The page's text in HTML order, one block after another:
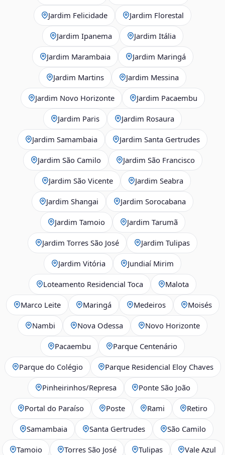
Jardim Felicidade Jardim Florestal
Jardim Ipanema Jardim Itália
Jardim Marambaia Jardim Maringá
Jardim Martins Jardim Messina
Jardim Novo Horizonte Jardim Pacaembu
Jardim Paris Jardim Rosaura
Jardim Samambaia Jardim Santa Gertrudes
Jardim São Camilo Jardim São Francisco
Jardim São Vicente Jardim Seabra
Jardim Shangai Jardim Sorocabana
Jardim Tamoio Jardim Tarumã
Jardim Torres São José Jardim Tulipas
Jardim Vitória Jundiaí Mirim
Loteamento Residencial Toca Malota
Marco Leite Maringá Medeiros Moisés
Nambi Nova Odessa Novo Horizonte
Pacaembu Parque Centenário
Parque do Colégio Parque Residencial Eloy Chaves
Pinheirinhos/Represa Ponte São João
Portal do Paraíso Poste Rami Retiro
Samambaia Santa Gertrudes São Camilo
Tamoio Torres São José Tulipas Vale Azul